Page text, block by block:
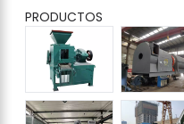
PRODUCTOS